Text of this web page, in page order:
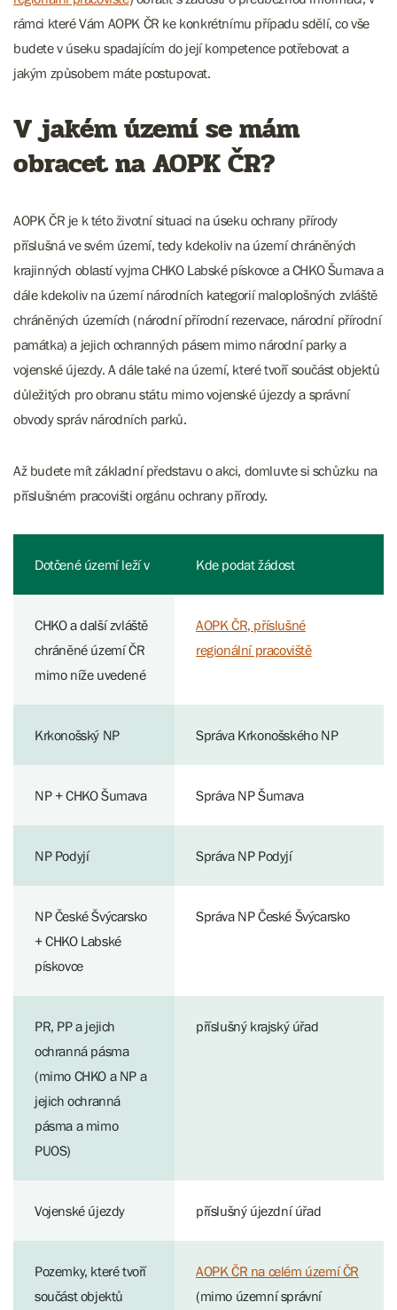
rámci které Vám AOPK ČR ke konkrétnímu případu sdělí, co vše
budete v úseku spadajícím do její kompetence potřebovat a
jakým způsobem máte postupovat.
V jakém území se mám
obracet na AOPK ČR?
AOPK ČR je k této životní situaci na úseku ochrany přírody
příslušná ve svém území, tedy kdekoliv na území chráněných
krajinných oblastí vyjma CHKO Labské pískovce a CHKO Šumava a
dále kdekoliv na území národních kategorií maloplošných zvláště
chráněných územích (národní přírodní rezervace, národní přírodní
památka) a jejich ochranných pásem mimo národní parky a
vojenské újezdy. A dále také na území, které tvoří součást objektů
důležitých pro obranu státu mimo vojenské újezdy a správní
obvody správ národních parků.
Až budete mít základní představu o akci, domluvte si schůzku na
příslušném pracovišti orgánu ochrany přírody.
Dotčené území leží v Kde podat žádost
CHKO a další zvláště
chráněné území ČR
mimo níže uvedené
AOPK ČR, příslušné
regionální pracoviště
Krkonošský NP Správa Krkonošského NP
NP + CHKO Šumava Správa NP Šumava
NP Podyjí Správa NP Podyjí
NP České Švýcarsko
+ CHKO Labské
pískovce
Správa NP České Švýcarsko
PR, PP a jejich
ochranná pásma
(mimo CHKO a NP a
jejich ochranná
pásma a mimo
PUOS)
příslušný krajský úřad
Vojenské újezdy příslušný újezdní úřad
Pozemky, které tvoří
součást objektů
AOPK ČR na celém území ČR
(mimo územní správní